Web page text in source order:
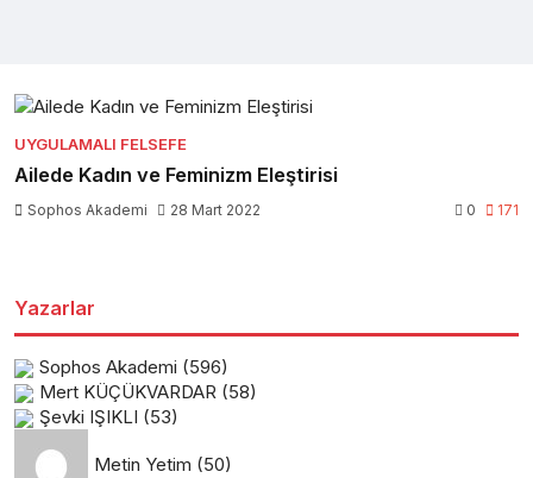
UYGULAMALI FELSEFE
Ailede Kadın ve Feminizm Eleştirisi
Sophos Akademi 28 Mart 2022 0 171
Yazarlar
Sophos Akademi (596)
Mert KÜÇÜKVARDAR (58)
Şevki IŞIKLI (53)
Metin Yetim (50)